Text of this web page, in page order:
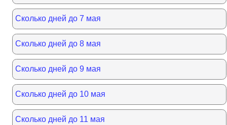
Сколько дней до 7 мая
Сколько дней до 8 мая
Сколько дней до 9 мая
Сколько дней до 10 мая
Сколько дней до 11 мая